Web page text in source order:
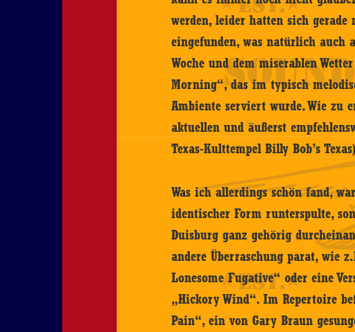
werden, leider hatten sich gerade
eingefunden, was natürlich auch
Woche und dem miserablen
Morning“, das im typisch
Ambiente serviert wurde. Wie zu
aktuellen und äußerst
Texas-Kulttempel Billy Bob’s
Was ich allerdings schön fand,
identischer Form runterspulte,
Duisburg ganz gehörig
andere Überraschung parat, wie
Lonesome Fugative“ oder eine
„Hickory Wind“. Im Repertoire
Pain“, ein von Gary Braun